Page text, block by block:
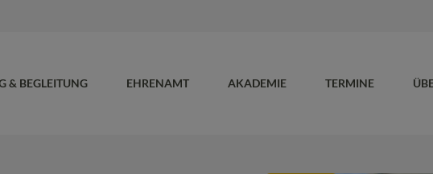
& BEGLEITUNG EHRENAMT AKADEMIE TERMINE